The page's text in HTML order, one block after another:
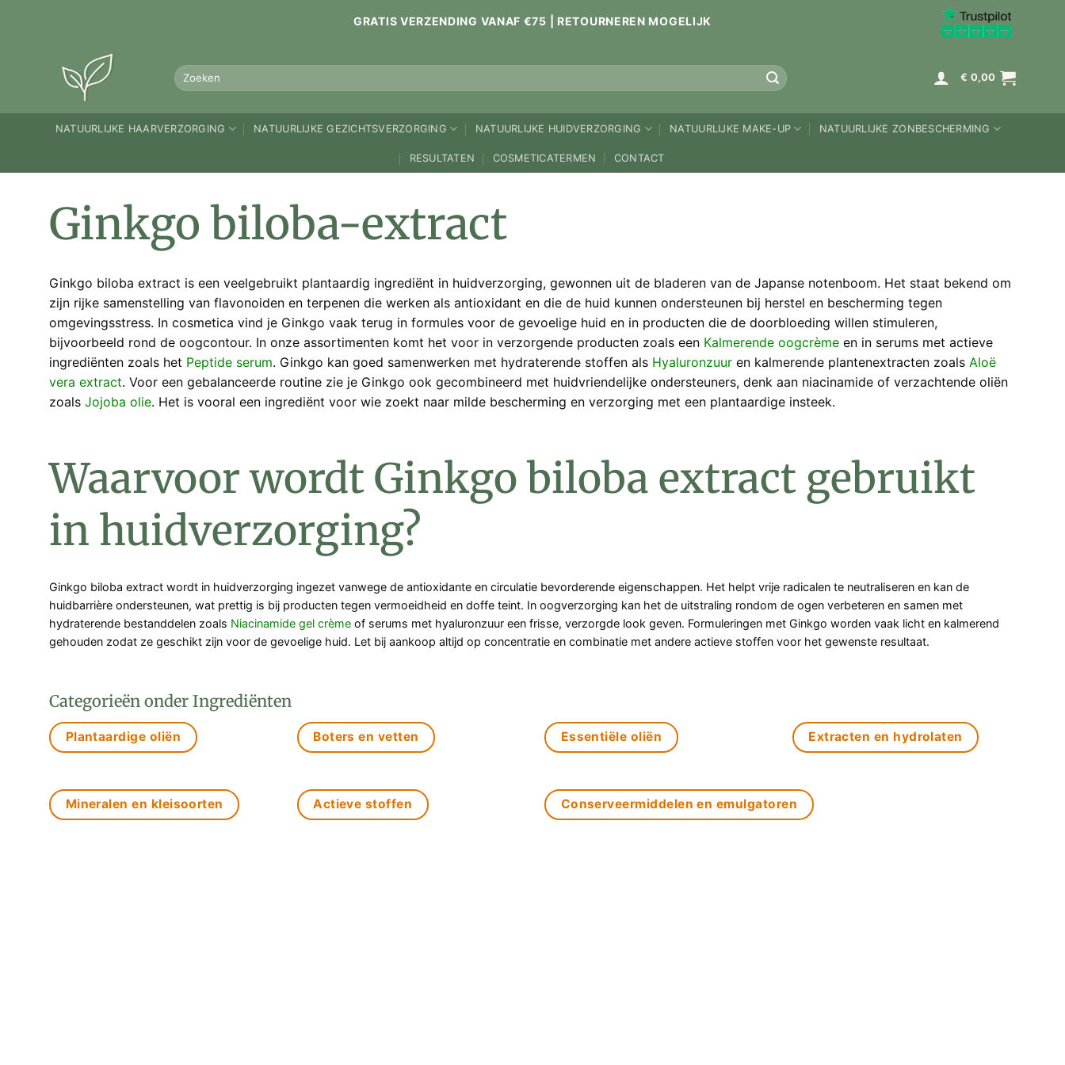
GRATIS VERZENDING VANAF €75 | RETOURNEREN MOGELIJK
Zoeken
naar:
€ 0,00
NATUURLIJKE HAARVERZORGING NATUURLIJKE GEZICHTSVERZORGING NATUURLIJKE HUIDVERZORGING NATUURLIJKE MAKE-UP NATUURLIJKE ZONBESCHERMING
RESULTATEN COSMETICATERMEN CONTACT
Ginkgo biloba-extract
Ginkgo biloba extract is een veelgebruikt plantaardig ingrediënt in huidverzorging, gewonnen uit de bladeren van de Japanse notenboom. Het staat bekend om
zijn rijke samenstelling van flavonoiden en terpenen die werken als antioxidant en die de huid kunnen ondersteunen bij herstel en bescherming tegen
omgevingsstress. In cosmetica vind je Ginkgo vaak terug in formules voor de gevoelige huid en in producten die de doorbloeding willen stimuleren,
bijvoorbeeld rond de oogcontour. In onze assortimenten komt het voor in verzorgende producten zoals een Kalmerende oogcrème en in serums met actieve
ingrediënten zoals het Peptide serum. Ginkgo kan goed samenwerken met hydraterende stoffen als Hyaluronzuur en kalmerende plantenextracten zoals Aloë
vera extract. Voor een gebalanceerde routine zie je Ginkgo ook gecombineerd met huidvriendelijke ondersteuners, denk aan niacinamide of verzachtende oliën
zoals Jojoba olie. Het is vooral een ingrediënt voor wie zoekt naar milde bescherming en verzorging met een plantaardige insteek.
Waarvoor wordt Ginkgo biloba extract gebruikt
in huidverzorging?
Ginkgo biloba extract wordt in huidverzorging ingezet vanwege de antioxidante en circulatie bevorderende eigenschappen. Het helpt vrije radicalen te neutraliseren en kan de
huidbarrière ondersteunen, wat prettig is bij producten tegen vermoeidheid en doffe teint. In oogverzorging kan het de uitstraling rondom de ogen verbeteren en samen met
hydraterende bestanddelen zoals Niacinamide gel crème of serums met hyaluronzuur een frisse, verzorgde look geven. Formuleringen met Ginkgo worden vaak licht en kalmerend
gehouden zodat ze geschikt zijn voor de gevoelige huid. Let bij aankoop altijd op concentratie en combinatie met andere actieve stoffen voor het gewenste resultaat.
Categorieën onder Ingrediënten
Plantaardige oliën Boters en vetten Essentiële oliën Extracten en hydrolaten
Mineralen en kleisoorten Actieve stoffen Conserveermiddelen en emulgatoren